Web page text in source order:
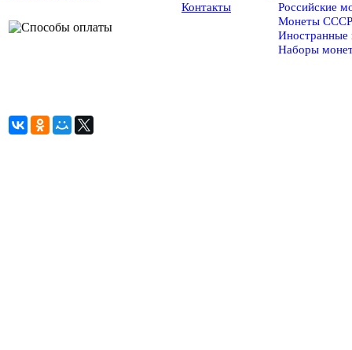
Контакты
Российские
Монеты СССР
Иностранные
Наборы